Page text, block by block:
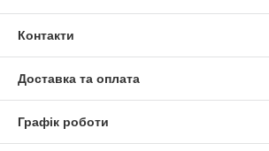
Контакти
Доставка та оплата
Графік роботи